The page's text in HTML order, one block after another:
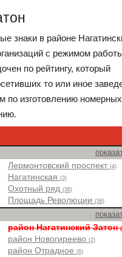
знаки в районе
с режимом
по рейтингу, который
то или иное
по изготовлению номерных
Лермонтовский проспект(4)
Нагатинская(3)
Охотный ряд(36)
Площадь Революции(36)
район Нагатинский Затон
район Новогиреево(2)
район Отрадное(6)